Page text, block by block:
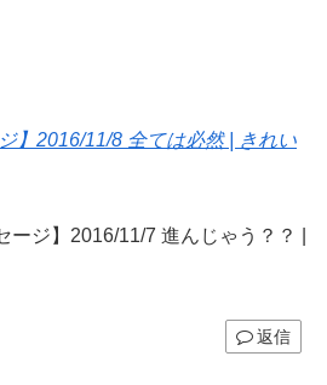
】2016/11/8 全ては必然 | きれい
ジ】2016/11/7 進んじゃう？？ |
返信